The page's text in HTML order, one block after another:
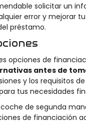
solicitar un
error y mejorar
préstamo.
opciones de
antes de
y los requisitos
tus necesidades
de segunda
de financiación